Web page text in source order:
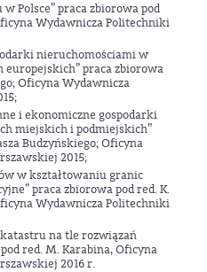
Polsce” praca zbiorowa pod
Wydawnicza Politechniki
nieruchomościami w
praca zbiorowa
Oficyna Wydawnicza
i ekonomiczne gospodarki
miejskich i podmiejskich”
Budzyńskiego; Oficyna
2015;
w kształtowaniu granic
praca zbiorowa pod red. K.
Wydawnicza Politechniki
na tle rozwiązań
red. M. Karabina, Oficyna
2016 r.